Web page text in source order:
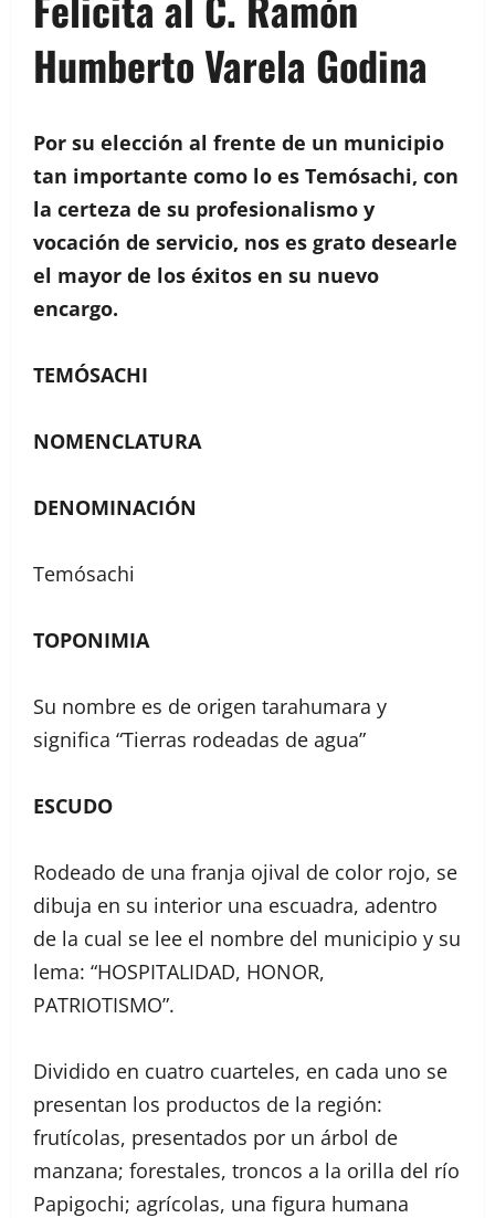
Humberto Varela Godina
Por su elección al frente de un municipio
tan importante como lo es Temósachi, con
la certeza de su profesionalismo y
vocación de servicio, nos es grato desearle
el mayor de los éxitos en su nuevo
encargo.
TEMÓSACHI
NOMENCLATURA
DENOMINACIÓN
Temósachi
TOPONIMIA
Su nombre es de origen tarahumara y
significa “Tierras rodeadas de agua”
ESCUDO
Rodeado de una franja ojival de color rojo, se
dibuja en su interior una escuadra, adentro
de la cual se lee el nombre del municipio y su
lema: “HOSPITALIDAD, HONOR,
PATRIOTISMO”.
Dividido en cuatro cuarteles, en cada uno se
presentan los productos de la región:
frutícolas, presentados por un árbol de
manzana; forestales, troncos a la orilla del río
Papigochi; agrícolas, una figura humana